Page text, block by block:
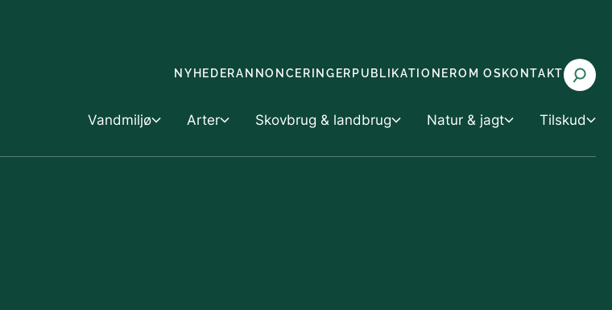
NYHEDERANNONCERINGER PUBLIKATIONEROM OS KONTAKT
Vandmiljø Arter Skovbrug & landbrug Natur & jagt Tilskud